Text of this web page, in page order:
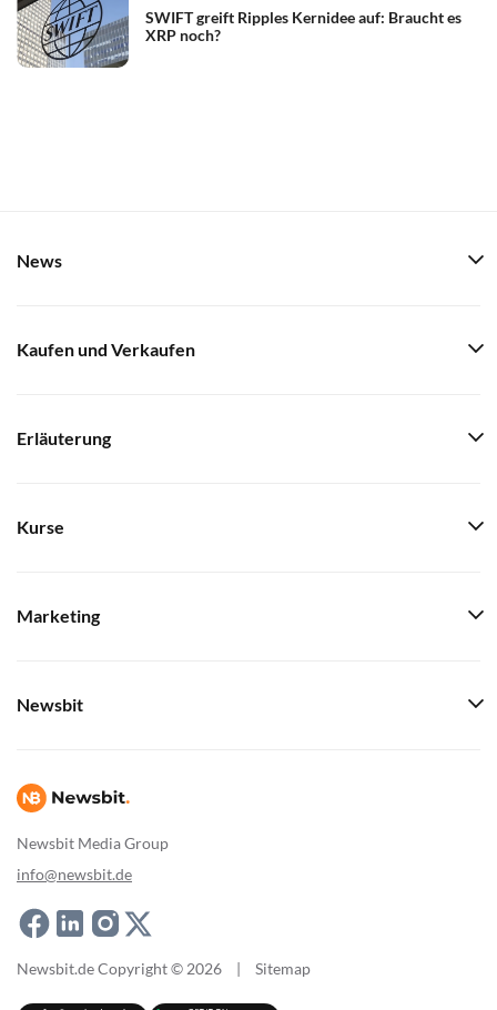
SWIFT greift Ripples Kernidee auf: Braucht es
XRP noch?
Newsbit Media Group
info@newsbit.de
News
Kaufen und Verkaufen
Erläuterung
Kurse
Marketing
Newsbit
Newsbit.de Copyright © 2026 | Sitemap